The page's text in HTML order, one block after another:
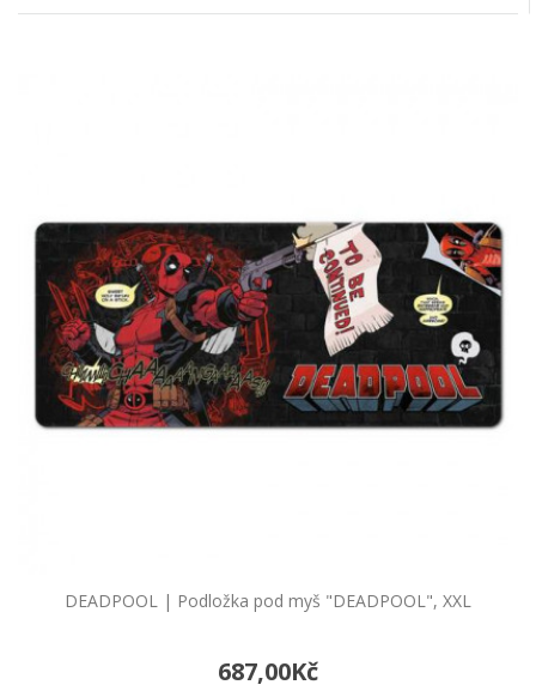
DEADPOOL | Vak - pytel přes rameno
DEADPOOL | Vak - pytel přes rameno
DEADPOOL "Logo", černý
Vak - pytel přes rameno DEADPOOL "Logo",
černý, černýTento praktický batoh-vak je mezi
dětmi i..
489,00Kč
Vak - pytel přes rameno DEADPOOL "Splash",
černý, černýTento praktický batoh-vak je mezi
489,00Kč
DEADPOOL | Podložka pod myš "DEADPOOL", XXL
687,00Kč